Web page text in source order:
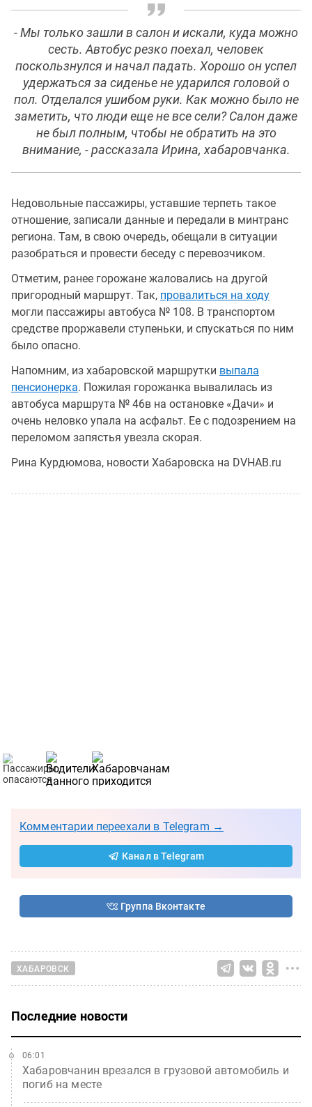
- Мы только зашли в салон и искали, куда можно
сесть. Автобус резко поехал, человек
поскользнулся и начал падать. Хорошо он успел
удержаться за сиденье не ударился головой о
пол. Отделался ушибом руки. Как можно было не
заметить, что люди еще не все сели? Салон даже
не был полным, чтобы не обратить на это
внимание, - рассказала Ирина, хабаровчанка.
Недовольные пассажиры, уставшие терпеть такое
отношение, записали данные и передали в минтранс
региона. Там, в свою очередь, обещали в ситуации
разобраться и провести беседу с перевозчиком.
Отметим, ранее горожане жаловались на другой
пригородный маршрут. Так, провалиться на ходу
могли пассажиры автобуса № 108. В транспортом
средстве проржавели ступеньки, и спускаться по ним
было опасно.
Напомним, из хабаровской маршрутки выпала
пенсионерка. Пожилая горожанка вывалилась из
автобуса маршрута № 46в на остановке «Дачи» и
очень неловко упала на асфальт. Ее с подозрением на
переломом запястья увезла скорая.
Рина Курдюмова, новости Хабаровска на DVHAB.ru
Комментарии переехали в Telegram →
Канал в Telegram
Группа Вконтакте
ХАБАРОВСК
Последние новости
Хабаровчанин врезался в грузовой автомобиль и
погиб на месте
06:01